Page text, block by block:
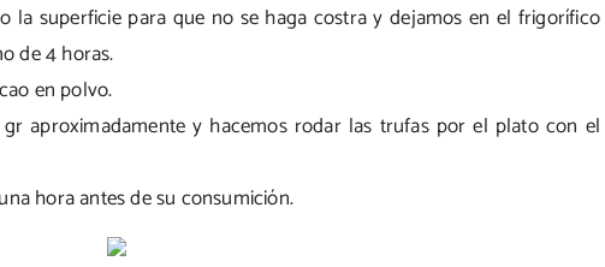
la superficie para que no se haga costra y dejamos en el frigorífico
de 4 horas.
en polvo.
aproximadamente y hacemos rodar las trufas por el plato con el
hora antes de su consumición.